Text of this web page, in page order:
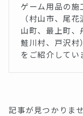
ゲーム用品の施
（村山市、尾
山町、最上町、
鮭川村、戸沢
をご紹介してい
記事が見つかりま